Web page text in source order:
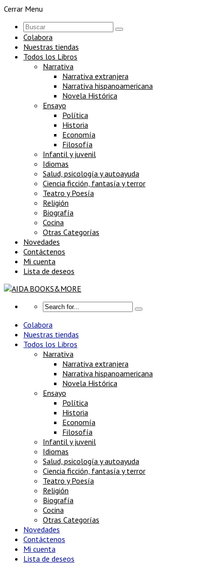
Cerrar Menu
Colabora
Nuestras tiendas
Todos los Libros
Narrativa
Narrativa extranjera
Narrativa hispanoamericana
Novela Histórica
Ensayo
Política
Historia
Economía
Filosofía
Infantil y juvenil
Idiomas
Salud, psicología y autoayuda
Ciencia ficción, fantasía y terror
Teatro y Poesía
Religión
Biografía
Cocina
Otras Categorías
Novedades
Contáctenos
Mi cuenta
Lista de deseos
Colabora
Nuestras tiendas
Todos los Libros
Narrativa
Narrativa extranjera
Narrativa hispanoamericana
Novela Histórica
Ensayo
Política
Historia
Economía
Filosofía
Infantil y juvenil
Idiomas
Salud, psicología y autoayuda
Ciencia ficción, fantasía y terror
Teatro y Poesía
Religión
Biografía
Cocina
Otras Categorías
Novedades
Contáctenos
Mi cuenta
Lista de deseos